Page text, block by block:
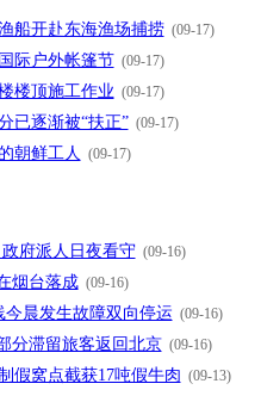
船开赴东海渔场捕捞 (09-17)
际户外帐篷节 (09-17)
楼顶施工作业 (09-17)
已逐渐被“扶正” (09-17)
朝鲜工人 (09-17)
府派人日夜看守 (09-16)
烟台落成 (09-16)
今晨发生故障双向停运 (09-16)
分滞留旅客返回北京 (09-16)
假窝点截获17吨假牛肉 (09-13)